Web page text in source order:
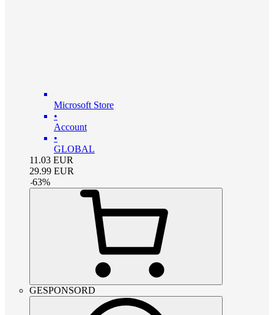
Microsoft Store
•
Account
•
GLOBAL
11.03 EUR
29.99 EUR
-63%
GESPONSORD